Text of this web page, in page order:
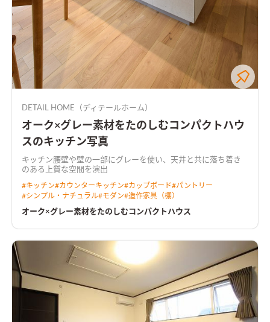
DETAIL HOME（ディテールホーム）
オーク×グレー素材をたのしむコンパクトハウ
スのキッチン写真
キッチン腰壁や壁の一部にグレーを使い、天井と共に落ち着き
のある上質な空間を演出
#キッチン#カウンターキッチン#カップボード#パントリー
#シンプル・ナチュラル#モダン#造作家具（棚）
オーク×グレー素材をたのしむコンパクトハウス